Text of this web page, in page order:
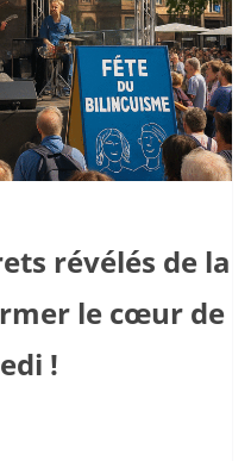
révélés de la
le cœur de
!